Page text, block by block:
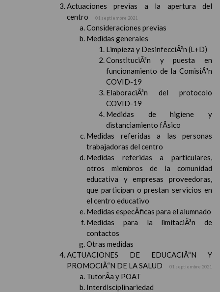
Actuaciones previas a la apertura del
centro
01 septiembre 2021
Consideraciones previas
Medidas generales
Limpieza y DesinfecciÃ³n (L+D)
ConstituciÃ³n y puesta en
funcionamiento de la ComisiÃ³n
COVID-19
ElaboraciÃ³n del protocolo
COVID-19
Medidas de higiene y
distanciamiento fÃ­sico
Medidas referidas a las personas
trabajadoras del centro
Medidas referidas a particulares,
otros miembros de la comunidad
educativa y empresas proveedoras,
que participan o prestan servicios en
el centro educativo
Medidas especÃ­ficas para el alumnado
Medidas para la limitaciÃ³n de
contactos
Otras medidas
ACTUACIONES DE EDUCACIÃ“N Y
PROMOCIÃ“N DE LA SALUD
01 septiembre 2021
TutorÃ­a y POAT
Interdisciplinariedad